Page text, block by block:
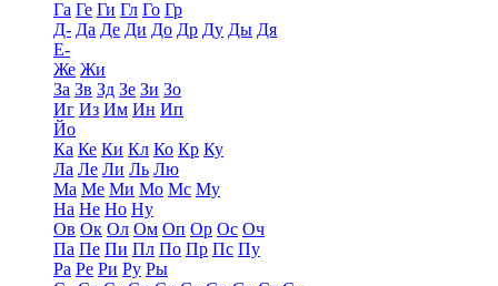
Га Ге Ги Гл Го Гр
Д- Да Де Ди До Др Ду Ды Дя
Е-
Же Жи
За Зв Зд Зе Зи Зо
Иг Из Им Ин Ип
Йо
Ка Ке Ки Кл Ко Кр Ку
Ла Ле Ли Ль Лю
Ма Ме Ми Мо Мс Му
На Не Но Ну
Ов Ок Ол Ом Оп Ор Ос Оч
Па Пе Пи Пл По Пр Пс Пу
Ра Ре Ри Ру Ры